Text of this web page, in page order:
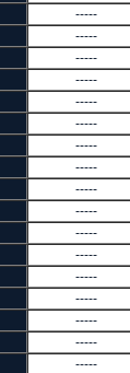
-----
-----
-----
-----
-----
-----
-----
-----
-----
-----
-----
-----
-----
-----
-----
-----
-----